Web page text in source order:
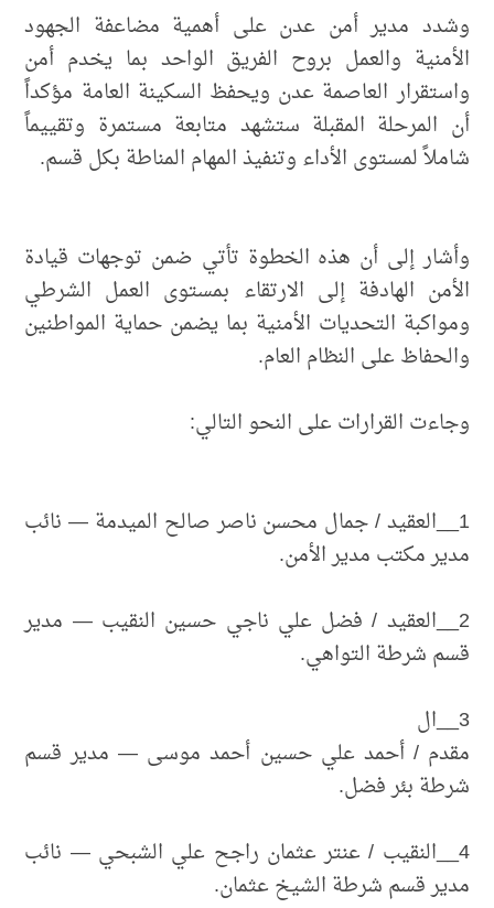
وشدد مدير أمن عدن على أهمية مضاعفة الجهود
الأمنية والعمل بروح الفريق الواحد بما يخدم أمن
واستقرار العاصمة عدن ويحفظ السكينة العامة مؤكداً
أن المرحلة المقبلة ستشهد متابعة مستمرة وتقييماً
شاملاً لمستوى الأداء وتنفيذ المهام المناطة بكل قسم.
وأشار إلى أن هذه الخطوة تأتي ضمن توجهات قيادة
الأمن الهادفة إلى الارتقاء بمستوى العمل الشرطي
ومواكبة التحديات الأمنية بما يضمن حماية المواطنين
والحفاظ على النظام العام.
وجاءت القرارات على النحو التالي:
1__العقيد / جمال محسن ناصر صالح الميدمة — نائب
مدير مكتب مدير الأمن.
2__العقيد / فضل علي ناجي حسين النقيب — مدير
قسم شرطة التواهي.
3__ال
مقدم / أحمد علي حسين أحمد موسى — مدير قسم
شرطة بئر فضل.
4__النقيب / عنتر عثمان راجح علي الشبحي — نائب
مدير قسم شرطة الشيخ عثمان.